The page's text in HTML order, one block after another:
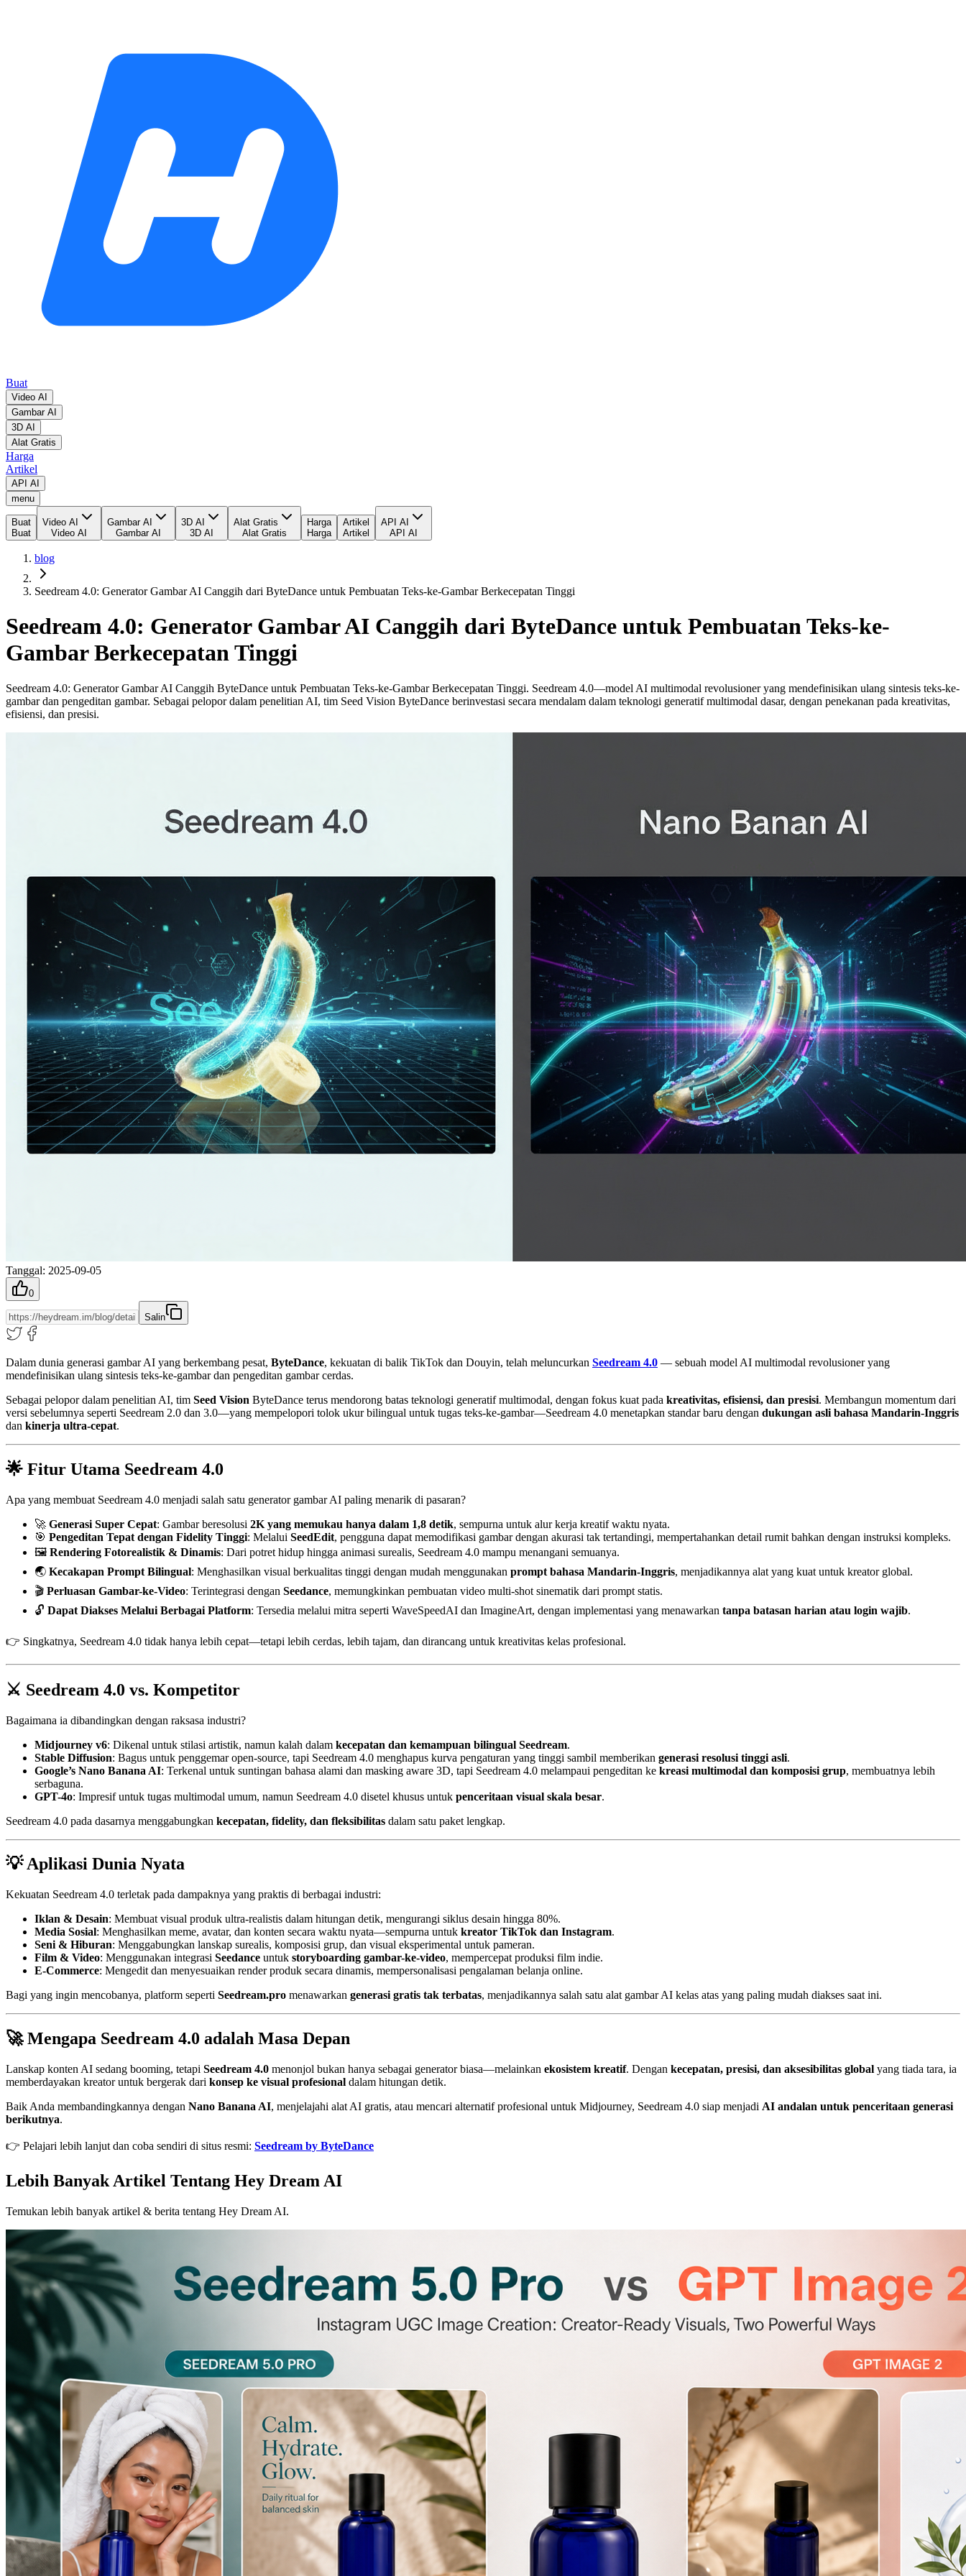
Buat
Video AI
Gambar AI
3D AI
Alat Gratis
Harga
Artikel
API AI
menu
Buat
Buat
Video AI
Video AI
Gambar AI
Gambar AI
3D AI
3D AI
Alat Gratis
Alat Gratis
Harga
Harga
Artikel
Artikel
API AI
API AI
blog
Seedream 4.0: Generator Gambar AI Canggih dari ByteDance untuk Pembuatan Teks-ke-Gambar Berkecepatan Tinggi
Seedream 4.0: Generator Gambar AI Canggih dari ByteDance untuk Pembuatan Teks-ke-
Gambar Berkecepatan Tinggi
Seedream 4.0: Generator Gambar AI Canggih ByteDance untuk Pembuatan Teks-ke-Gambar Berkecepatan Tinggi. Seedream 4.0—model AI multimodal revolusioner yang mendefinisikan ulang sintesis teks-ke-
gambar dan pengeditan gambar. Sebagai pelopor dalam penelitian AI, tim Seed Vision ByteDance berinvestasi secara mendalam dalam teknologi generatif multimodal dasar, dengan penekanan pada kreativitas,
efisiensi, dan presisi.
Tanggal: 2025-09-05
0
Salin
Dalam dunia generasi gambar AI yang berkembang pesat, ByteDance, kekuatan di balik TikTok dan Douyin, telah meluncurkan Seedream 4.0 — sebuah model AI multimodal revolusioner yang
mendefinisikan ulang sintesis teks-ke-gambar dan pengeditan gambar cerdas.
Sebagai pelopor dalam penelitian AI, tim Seed Vision ByteDance terus mendorong batas teknologi generatif multimodal, dengan fokus kuat pada kreativitas, efisiensi, dan presisi. Membangun momentum dari
versi sebelumnya seperti Seedream 2.0 dan 3.0—yang mempelopori tolok ukur bilingual untuk tugas teks-ke-gambar—Seedream 4.0 menetapkan standar baru dengan dukungan asli bahasa Mandarin-Inggris
dan kinerja ultra-cepat.
🌟 Fitur Utama Seedream 4.0
Apa yang membuat Seedream 4.0 menjadi salah satu generator gambar AI paling menarik di pasaran?
🚀 Generasi Super Cepat: Gambar beresolusi 2K yang memukau hanya dalam 1,8 detik, sempurna untuk alur kerja kreatif waktu nyata.
🎯 Pengeditan Tepat dengan Fidelity Tinggi: Melalui SeedEdit, pengguna dapat memodifikasi gambar dengan akurasi tak tertandingi, mempertahankan detail rumit bahkan dengan instruksi kompleks.
🖼️ Rendering Fotorealistik & Dinamis: Dari potret hidup hingga animasi surealis, Seedream 4.0 mampu menangani semuanya.
🌏 Kecakapan Prompt Bilingual: Menghasilkan visual berkualitas tinggi dengan mudah menggunakan prompt bahasa Mandarin-Inggris, menjadikannya alat yang kuat untuk kreator global.
🎬 Perluasan Gambar-ke-Video: Terintegrasi dengan Seedance, memungkinkan pembuatan video multi-shot sinematik dari prompt statis.
🔓 Dapat Diakses Melalui Berbagai Platform: Tersedia melalui mitra seperti WaveSpeedAI dan ImagineArt, dengan implementasi yang menawarkan tanpa batasan harian atau login wajib.
👉 Singkatnya, Seedream 4.0 tidak hanya lebih cepat—tetapi lebih cerdas, lebih tajam, dan dirancang untuk kreativitas kelas profesional.
⚔️ Seedream 4.0 vs. Kompetitor
Bagaimana ia dibandingkan dengan raksasa industri?
Midjourney v6: Dikenal untuk stilasi artistik, namun kalah dalam kecepatan dan kemampuan bilingual Seedream.
Stable Diffusion: Bagus untuk penggemar open-source, tapi Seedream 4.0 menghapus kurva pengaturan yang tinggi sambil memberikan generasi resolusi tinggi asli.
Google’s Nano Banana AI: Terkenal untuk suntingan bahasa alami dan masking aware 3D, tapi Seedream 4.0 melampaui pengeditan ke kreasi multimodal dan komposisi grup, membuatnya lebih
serbaguna.
GPT-4o: Impresif untuk tugas multimodal umum, namun Seedream 4.0 disetel khusus untuk penceritaan visual skala besar.
Seedream 4.0 pada dasarnya menggabungkan kecepatan, fidelity, dan fleksibilitas dalam satu paket lengkap.
💡 Aplikasi Dunia Nyata
Kekuatan Seedream 4.0 terletak pada dampaknya yang praktis di berbagai industri:
Iklan & Desain: Membuat visual produk ultra-realistis dalam hitungan detik, mengurangi siklus desain hingga 80%.
Media Sosial: Menghasilkan meme, avatar, dan konten secara waktu nyata—sempurna untuk kreator TikTok dan Instagram.
Seni & Hiburan: Menggabungkan lanskap surealis, komposisi grup, dan visual eksperimental untuk pameran.
Film & Video: Menggunakan integrasi Seedance untuk storyboarding gambar-ke-video, mempercepat produksi film indie.
E-Commerce: Mengedit dan menyesuaikan render produk secara dinamis, mempersonalisasi pengalaman belanja online.
Bagi yang ingin mencobanya, platform seperti Seedream.pro menawarkan generasi gratis tak terbatas, menjadikannya salah satu alat gambar AI kelas atas yang paling mudah diakses saat ini.
🚀 Mengapa Seedream 4.0 adalah Masa Depan
Lanskap konten AI sedang booming, tetapi Seedream 4.0 menonjol bukan hanya sebagai generator biasa—melainkan ekosistem kreatif. Dengan kecepatan, presisi, dan aksesibilitas global yang tiada tara, ia
memberdayakan kreator untuk bergerak dari konsep ke visual profesional dalam hitungan detik.
Baik Anda membandingkannya dengan Nano Banana AI, menjelajahi alat AI gratis, atau mencari alternatif profesional untuk Midjourney, Seedream 4.0 siap menjadi AI andalan untuk penceritaan generasi
berikutnya.
👉 Pelajari lebih lanjut dan coba sendiri di situs resmi: Seedream by ByteDance
Lebih Banyak Artikel Tentang Hey Dream AI
Temukan lebih banyak artikel & berita tentang Hey Dream AI.